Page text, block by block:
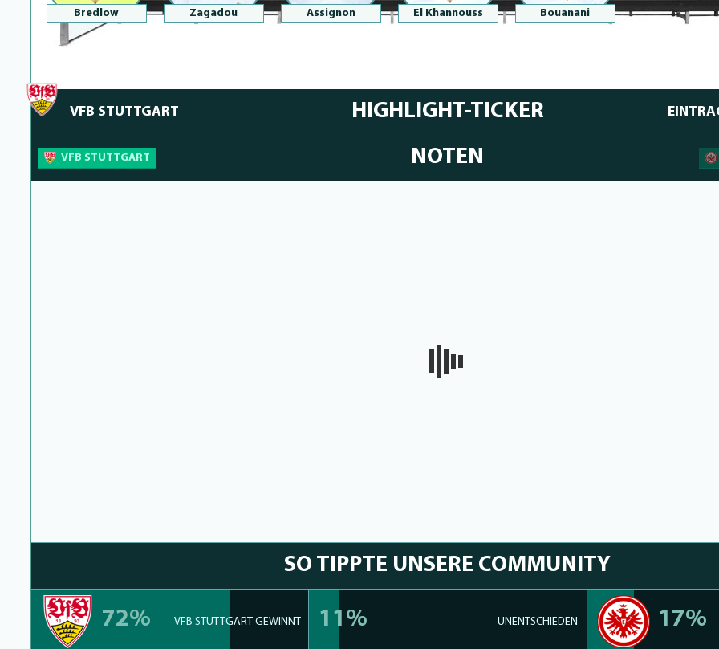
Bredlow Zagadou Assignon El Khannouss Bouanani
HIGHLIGHT-TICKER
VFB STUTTGART
NOTEN
VFB STUTTGART
SO TIPPTE UNSERE COMMUNITY
72% VFB STUTTGART GEWINNT 11% UNENTSCHIEDEN 17%